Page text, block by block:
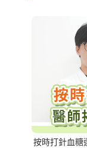
按時打針血糖